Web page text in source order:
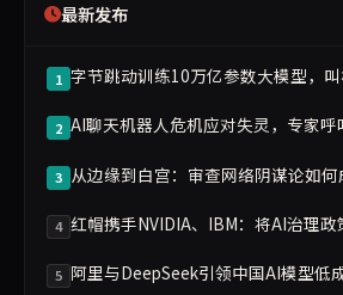
最新发布
1 字节跳动训练10万亿参数大模型，
2 AI聊天机器人危机应对失灵，专家呼
3 从边缘到白宫：审查网络阴谋论如何
4 红帽携手NVIDIA、IBM：将AI治理政
5 阿里与DeepSeek引领中国AI模型低